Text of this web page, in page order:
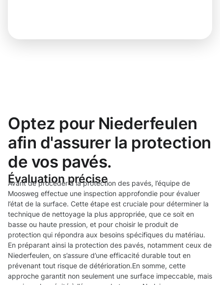
Optez pour Niederfeulen
afin d'assurer la protection
de vos pavés.
Évaluation précise
Avant de procéder à la protection des pavés, l’équipe de
Moosweg effectue une inspection approfondie pour évaluer
l’état de la surface. Cette étape est cruciale pour déterminer la
technique de nettoyage la plus appropriée, que ce soit en
basse ou haute pression, et pour choisir le produit de
protection qui répondra aux besoins spécifiques du matériau.
En préparant ainsi la protection des pavés, notamment ceux de
Niederfeulen, on s’assure d’une efficacité durable tout en
prévenant tout risque de détérioration.En somme, cette
approche garantit non seulement une surface impeccable, mais